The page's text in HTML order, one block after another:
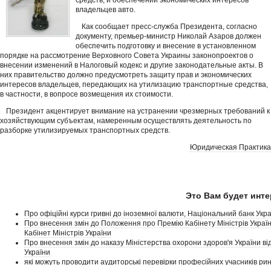
владельцев авто.
Как сообщает пресс-служба Президента, согласно
документу, премьер-министр Николай Азаров должен
обеспечить подготовку и внесение в установленном
порядке на рассмотрение Верховного Совета Украины законопроектов о
внесении изменений в Налоговый кодекс и другие законодательные акты. В
них правительство должно предусмотреть защиту прав и экономических
интересов владельцев, передающих на утилизацию транспортные средства,
в частности, в вопросе возмещения их стоимости.
Президент акцентирует внимание на устранении чрезмерных требований к
хозяйствующим субъектам, намеренным осуществлять деятельность по
разборке утилизируемых транспортных средств.
Юридическая Практика
Это Вам будет
Про офіційні курси гривні до іноземної валюти, Національний банк
Про внесення змін до Положення про Премію Кабінету Міністрів
Кабінет Міністрів України
Про внесення змін до наказу Міністерства охорони здоров'я України
України
які можуть проводити аудиторські перевірки професійних учасників